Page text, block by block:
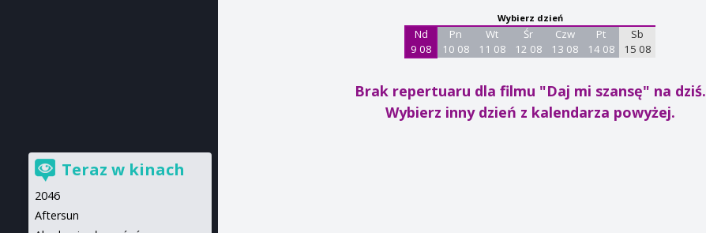
Wybierz dzień
Nd
9 08
Pn
10 08
Wt
11 08
Śr
12 08
Czw
13 08
Pt
14 08
Sb
15 08
Brak repertuaru dla filmu "Daj mi szansę" na dziś.
Wybierz inny dzień z kalendarza powyżej.
Teraz w kinach
2046
Aftersun